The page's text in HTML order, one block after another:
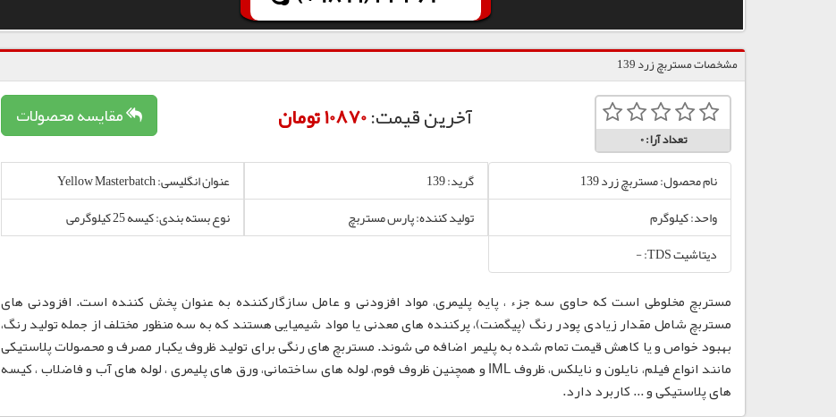
مشخصات مستربچ زرد 139
تعداد آرا:0
مقایسه محصولات آخرین قیمت:10870 تومان
نام محصول: مستربچ زرد 139 گرید: 139
عنوان انگلیسی: Yellow Masterbatch
واحد: کیلوگرم
تولید کننده: پارس مستربچ
نوع بسته بندی: کیسه 25 کیلوگرمی
دیتاشیت TDS: -
مستربچ مخلوطی است که حاوی سه جزء ، پایه پلیمری، مواد افزودنی و عامل سازگارکننده به عنوان پخش کننده است. افزودنی های
مستربچ شامل مقدار زیادی پودر رنگ (پیگمنت)، پرکننده های معدنی یا مواد شیمیایی هستند که به سه منظور مختلف از جمله تولید رنگ،
بهبود خواص و یا کاهش قیمت تمام شده به پلیمر اضافه می شوند. مستربچ های رنگی برای تولید ظروف یکبار مصرف و محصولات پلاستیکی
مانند انواع فیلم، نایلون و نایلکس، ظروف IML و همچنین ظروف فوم، لوله های ساختمانی، ورق های پلیمری ، لوله های آب و فاضلاب ، کیسه
های پلاستیکی و ... کاربرد دارد.